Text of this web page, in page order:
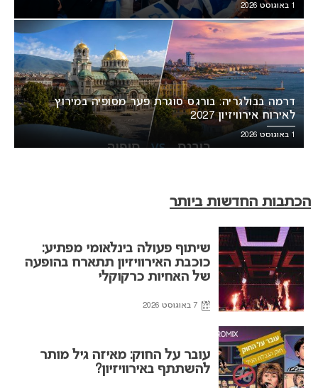
1 באוגוסט 2026
דרמה בבולגריה: בורגס סוגרת פער מסופיה במירוץ
לאירוח אירוויזיון 2027
1 באוגוסט 2026
הכתבות החדשות ביותר
שיתוף פעולה בינלאומי מפתיע:
כוכבת האירוויזיון תתארח בהופעה
של האחיות כרקוקלי
7 באוגוסט 2026
עובר על החוק: מאיזה גיל מותר
להשתתף באירוויזיון?